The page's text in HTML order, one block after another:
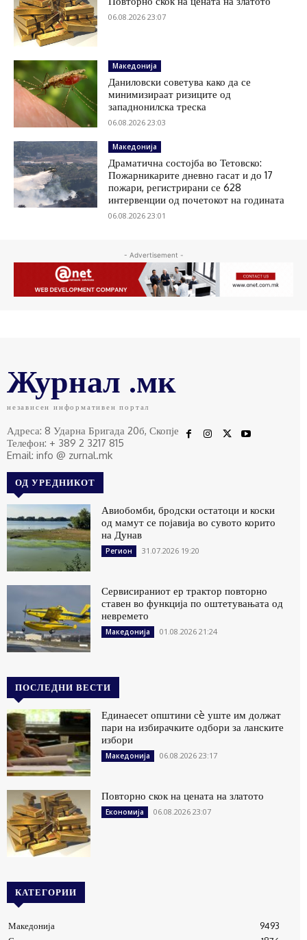
06.08.2026 23:07
Македонија
Даниловски советува како да се
минимизираат ризиците од
западнонилска треска
06.08.2026 23:03
Македонија
Драматична состојба во Тетовско:
Пожарникарите дневно гасат и до 17
пожари, регистрирани се 628
интервенции од почетокот на годината
06.08.2026 23:01
- Advertisement -
Журнал .мк
независен информативен портал
Адреса: 8 Ударна Бригада 20б, Скопје
Телефон: + 389 2 3217 815
Email: info @ zurnal.mk
ОД УРЕДНИКОТ
Авиобомби, бродски остатоци и коски
од мамут се појавија во сувото корито
на Дунав
Регион 31.07.2026 19:20
Сервисираниот ер трактор повторно
ставен во функција по оштетувањата од
невремето
Македонија 01.08.2026 21:24
ПОСЛЕДНИ ВЕСТИ
Единаесет општини сè уште им должат
пари на избирачките одбори за ланските
избори
Македонија 06.08.2026 23:17
Повторно скок на цената на златото
Економија 06.08.2026 23:07
КАТЕГОРИИ
Македонија
9493